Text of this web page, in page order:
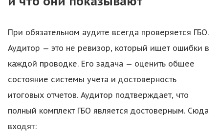
При обязательном аудите всегда проверяется ГБО.
Аудитор — это не ревизор, который ищет ошибки в
каждой проводке. Его задача — оценить общее
состояние системы учета и достоверность
итоговых отчетов. Аудитор подтверждает, что
полный комплект ГБО является достоверным. Сюда
входят: